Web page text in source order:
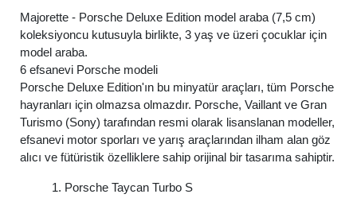
Majorette - Porsche Deluxe Edition model araba (7,5 cm)
koleksiyoncu kutusuyla birlikte, 3 yaş ve üzeri çocuklar için
model araba.
6 efsanevi Porsche modeli
Porsche Deluxe Edition'ın bu minyatür araçları, tüm Porsche
hayranları için olmazsa olmazdır. Porsche, Vaillant ve Gran
Turismo (Sony) tarafından resmi olarak lisanslanan modeller,
efsanevi motor sporları ve yarış araçlarından ilham alan göz
alıcı ve fütüristik özelliklere sahip orijinal bir tasarıma sahiptir.
1. Porsche Taycan Turbo S